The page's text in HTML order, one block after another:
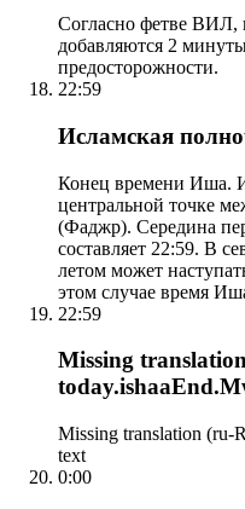
Согласно фетве ВИЛ,
добавляются 2
предосторожности.
22:59
Исламская
Конец времени Иша.
центральной точке
(Фаджр). Середина
составляет 22:59. В
летом может
этом случае время
22:59
Missing
Missing translation (ru-
text
0:00